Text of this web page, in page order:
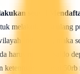
seusai
melakukan isi ulang
Indonesia, maka
harus mengisi saldo
ketentuan minimal